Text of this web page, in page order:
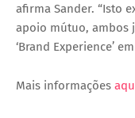
afirma Sander. “Isto
apoio mútuo, ambos
‘Brand Experience’
Mais informações